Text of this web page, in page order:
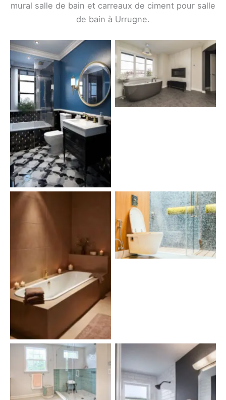
mural salle de bain et carreaux de ciment pour salle
de bain à Urrugne.